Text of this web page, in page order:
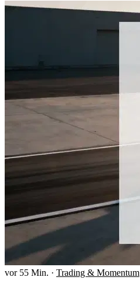
vor 55 Min. · Trading & Momentum